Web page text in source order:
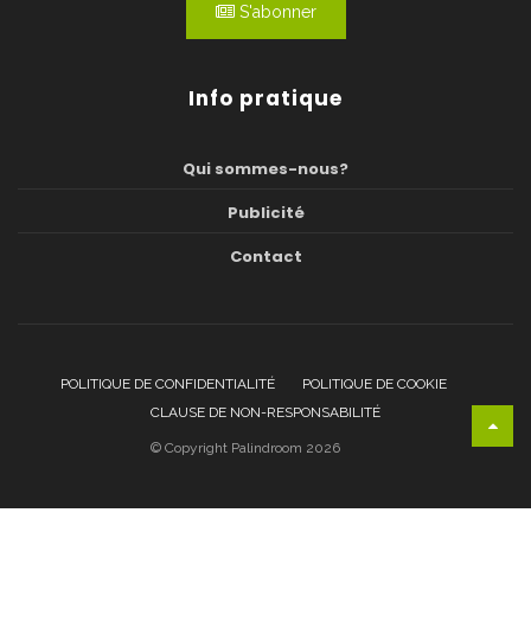
S'abonner
Info pratique
Qui sommes-nous?
Publicité
Contact
POLITIQUE DE CONFIDENTIALITÉ
POLITIQUE DE COOKIE
CLAUSE DE NON-RESPONSABILITÉ
© Copyright Palindroom 2026